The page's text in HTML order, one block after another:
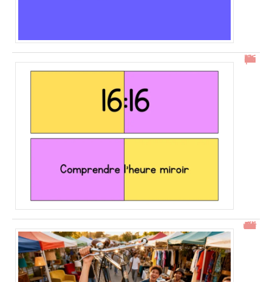
16h16 : comprendre l’heure miroir
Gtrouve : Les Meilleures Annonces Gratuites à Découvrir